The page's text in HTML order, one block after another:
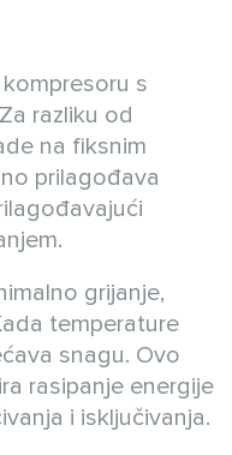
s
razliku od
na fiksnim
prilagođava
grijanje,
temperature
snagu. Ovo
rasipanje energije
i isključivanja.